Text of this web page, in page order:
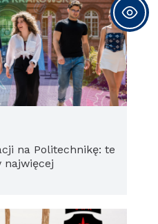
na Politechnikę: te
najwięcej